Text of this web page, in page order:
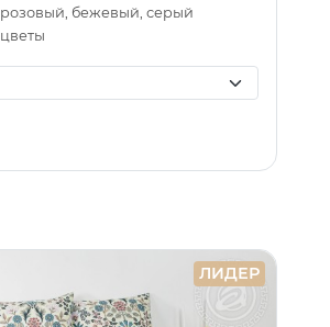
розовый, бежевый, серый
цветы
ЛИДЕР